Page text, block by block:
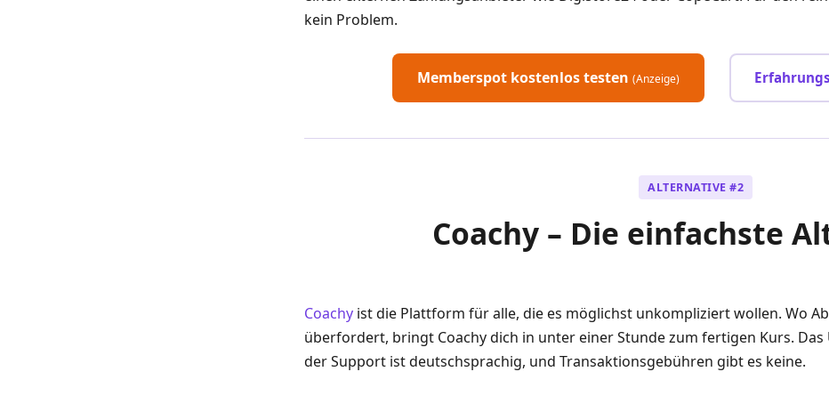
kein Problem.
Memberspot kostenlos testen (Anzeige)
ALTERNATIVE #2
Coachy – Die einfachste
Coachy ist die Plattform für alle, die es möglichst unkompliziert wollen. Wo
überfordert, bringt Coachy dich in unter einer Stunde zum fertigen Kurs.
der Support ist deutschsprachig, und Transaktionsgebühren gibt es keine.